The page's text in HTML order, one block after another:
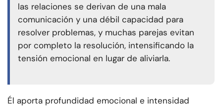
las relaciones se derivan de una mala
comunicación y una débil capacidad para
resolver problemas, y muchas parejas evitan
por completo la resolución, intensificando la
tensión emocional en lugar de aliviarla.
Él aporta profundidad emocional e intensidad